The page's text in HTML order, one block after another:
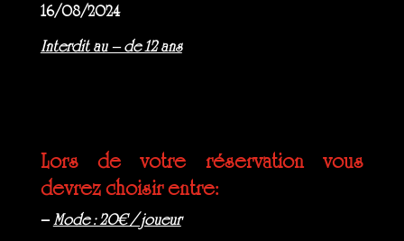
16/08/2024
Interdit au – de 12 ans
Lors de votre réservation vous
devrez choisir entre:
–Mode : 20€ / joueur